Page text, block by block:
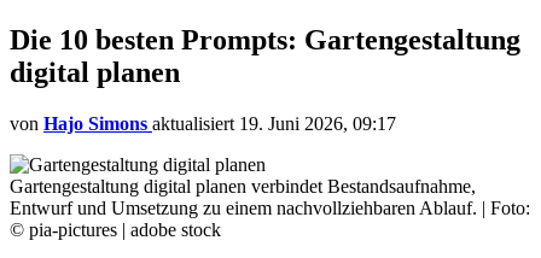
Die 10 besten Prompts: Gartengestaltung
digital planen
von Hajo Simons aktualisiert 19. Juni 2026, 09:17
Gartengestaltung digital planen verbindet Bestandsaufnahme,
Entwurf und Umsetzung zu einem nachvollziehbaren Ablauf. | Foto:
© pia-pictures | adobe stock